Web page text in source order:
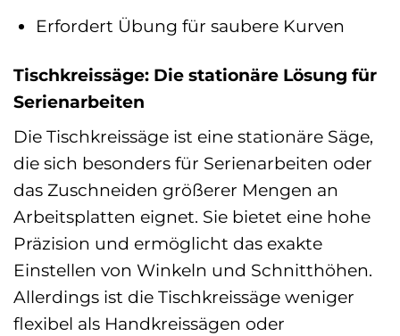
Erfordert Übung für saubere Kurven
Tischkreissäge: Die stationäre Lösung für
Serienarbeiten
Die Tischkreissäge ist eine stationäre Säge,
die sich besonders für Serienarbeiten oder
das Zuschneiden größerer Mengen an
Arbeitsplatten eignet. Sie bietet eine hohe
Präzision und ermöglicht das exakte
Einstellen von Winkeln und Schnitthöhen.
Allerdings ist die Tischkreissäge weniger
flexibel als Handkreissägen oder